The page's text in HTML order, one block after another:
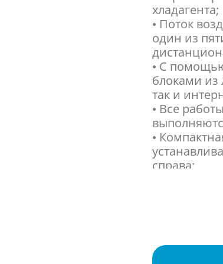
хладагента;
• Поток
один из
• С
блоками из
так и
• Все
•
справа;
установки